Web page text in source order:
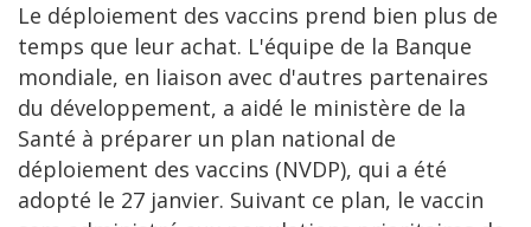
Le déploiement des vaccins prend bien plus de
temps que leur achat. L'équipe de la Banque
mondiale, en liaison avec d'autres partenaires
du développement, a aidé le ministère de la
Santé à préparer un plan national de
déploiement des vaccins (NVDP), qui a été
adopté le 27 janvier. Suivant ce plan, le vaccin